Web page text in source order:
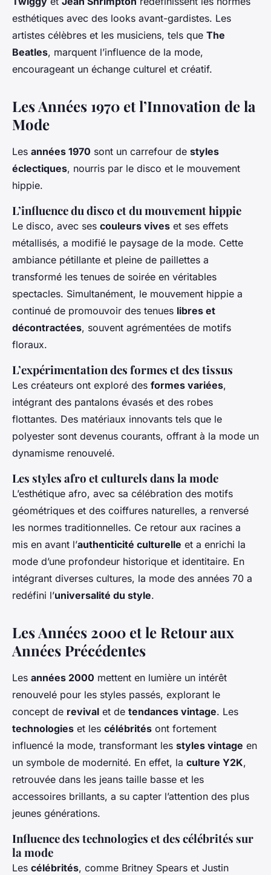
esthétiques avec des looks avant-gardistes. Les
artistes célèbres et les musiciens, tels que The
Beatles, marquent l’influence de la mode,
encourageant un échange culturel et créatif.
Les Années 1970 et l’Innovation de la
Mode
Les années 1970 sont un carrefour de styles
éclectiques, nourris par le disco et le mouvement
hippie.
L’influence du disco et du mouvement hippie
Le disco, avec ses couleurs vives et ses effets
métallisés, a modifié le paysage de la mode. Cette
ambiance pétillante et pleine de paillettes a
transformé les tenues de soirée en véritables
spectacles. Simultanément, le mouvement hippie a
continué de promouvoir des tenues libres et
décontractées, souvent agrémentées de motifs
floraux.
L’expérimentation des formes et des tissus
Les créateurs ont exploré des formes variées,
intégrant des pantalons évasés et des robes
flottantes. Des matériaux innovants tels que le
polyester sont devenus courants, offrant à la mode un
dynamisme renouvelé.
Les styles afro et culturels dans la mode
L’esthétique afro, avec sa célébration des motifs
géométriques et des coiffures naturelles, a renversé
les normes traditionnelles. Ce retour aux racines a
mis en avant l’authenticité culturelle et a enrichi la
mode d’une profondeur historique et identitaire. En
intégrant diverses cultures, la mode des années 70 a
redéfini l’universalité du style.
Les Années 2000 et le Retour aux
Années Précédentes
Les années 2000 mettent en lumière un intérêt
renouvelé pour les styles passés, explorant le
concept de revival et de tendances vintage. Les
technologies et les célébrités ont fortement
influencé la mode, transformant les styles vintage en
un symbole de modernité. En effet, la culture Y2K,
retrouvée dans les jeans taille basse et les
accessoires brillants, a su capter l’attention des plus
jeunes générations.
Influence des technologies et des célébrités sur
la mode
Les célébrités, comme Britney Spears et Justin